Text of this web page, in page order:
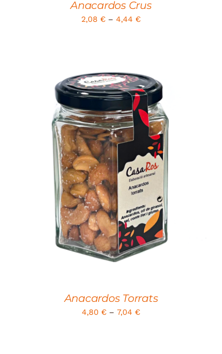
Anacardos Crus
2,08 € – 4,44 €
SELECT OPTIONS
DETAILS
Anacardos Torrats
4,80 € – 7,04 €